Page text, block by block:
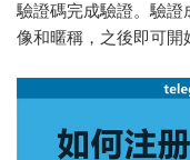
驗證碼完成驗證。驗
像和暱稱，之後即可開